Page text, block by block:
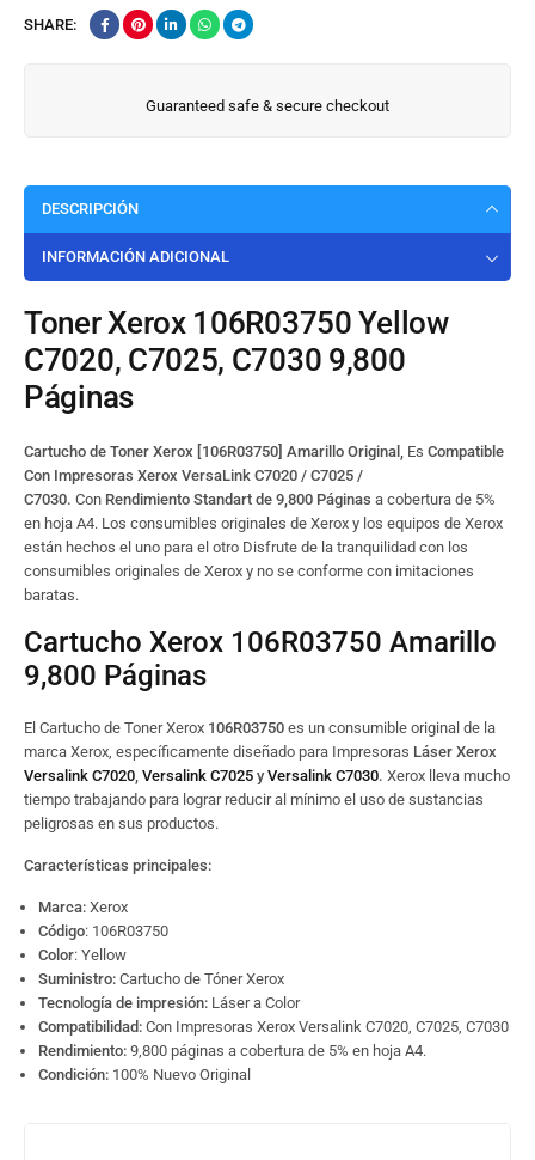
SHARE:
Guaranteed safe & secure checkout
DESCRIPCIÓN
INFORMACIÓN ADICIONAL
Toner Xerox 106R03750 Yellow
C7020, C7025, C7030 9,800
Páginas
Cartucho de Toner Xerox [106R03750] Amarillo Original, Es Compatible
Con Impresoras Xerox VersaLink C7020 / C7025 /
C7030. Con Rendimiento Standart de 9,800 Páginas a cobertura de 5%
en hoja A4. Los consumibles originales de Xerox y los equipos de Xerox
están hechos el uno para el otro Disfrute de la tranquilidad con los
consumibles originales de Xerox y no se conforme con imitaciones
baratas.
Cartucho Xerox 106R03750 Amarillo
9,800 Páginas
El Cartucho de Toner Xerox 106R03750 es un consumible original de la
marca Xerox, específicamente diseñado para Impresoras Láser Xerox
Versalink C7020, Versalink C7025 y Versalink C7030. Xerox lleva mucho
tiempo trabajando para lograr reducir al mínimo el uso de sustancias
peligrosas en sus productos.
Características principales:
Marca: Xerox
Código: 106R03750
Color: Yellow
Suministro: Cartucho de Tóner Xerox
Tecnología de impresión: Láser a Color
Compatibilidad: Con Impresoras Xerox Versalink C7020, C7025, C7030
Rendimiento: 9,800 páginas a cobertura de 5% en hoja A4.
Condición: 100% Nuevo Original